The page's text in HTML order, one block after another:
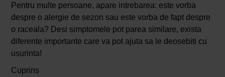
Pentru multe persoane, apare intrebarea: este vorba
despre o alergie de sezon sau este vorba de fapt despre
o raceala? Desi simptomele pot parea similare, exista
diferente importante care va pot ajuta sa le deosebiti cu
usurinta!
Cuprins